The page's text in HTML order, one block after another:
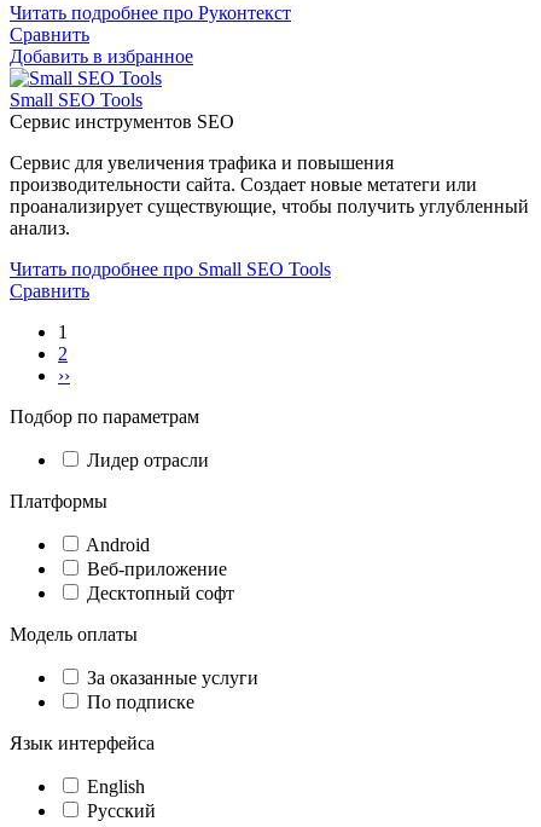
Читать подробнее про Руконтекст
Сравнить
Добавить в избранное
Small SEO Tools
Сервис инструментов SEO
Сервис для увеличения трафика и повышения
производительности сайта. Создает новые метатеги или
проанализирует существующие, чтобы получить углубленный
анализ.
Читать подробнее про Small SEO Tools
Сравнить
1
2
››
Подбор по параметрам
Лидер отрасли
Платформы
Android
Веб-приложение
Десктопный софт
Модель оплаты
За оказанные услуги
По подписке
Язык интерфейса
English
Русский